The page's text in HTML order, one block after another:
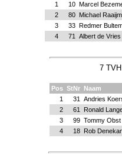
1
10 Marcel
2
80
Michael
3
33 Redmer
4
71 Albert de Vries
7
Pos StNr
Naam
1
31
Andries
2
61
Ronald
3
99 Tommy Obst
4
18 Rob